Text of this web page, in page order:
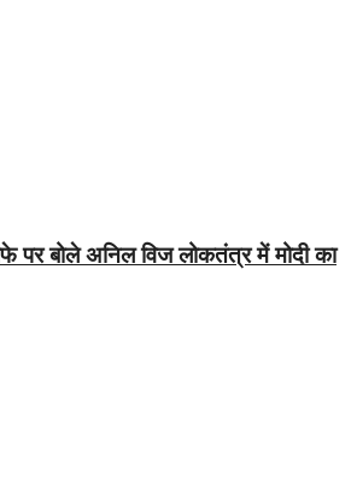
पर बोले अनिल विज लोकतंत्र में मोदी का